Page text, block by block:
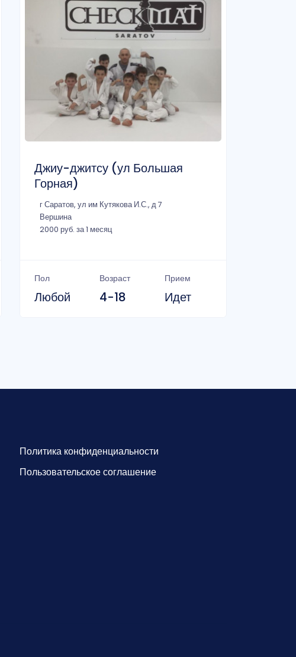
Джиу-джитсу (ул Большая
Горная)
г Саратов, ул им Кутякова И.С., д 7
Вершина
2000 руб. за 1 месяц
Пол
Любой
Возраст
4-18
Прием
Идет
Политика конфиденциальности
Пользовательское соглашение